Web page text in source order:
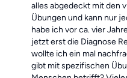
alles abgedeckt mit den
Übungen und kann nur
habe ich vor ca. vier
jetzt erst die Diagnose
wollte ich ein mal
gibt mit spezifischen